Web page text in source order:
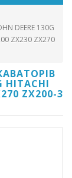
DEERE 130G
ZX230 ZX270
HITACHI
ZX200-3